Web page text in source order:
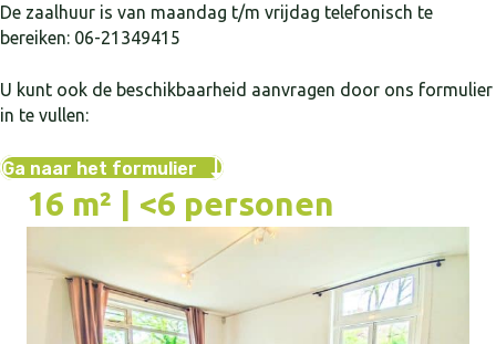
De zaalhuur is van maandag t/m vrijdag telefonisch te
bereiken: 06-21349415
U kunt ook de beschikbaarheid aanvragen door ons formulier
in te vullen:
Ga naar het formulier
16 m² | <6 personen